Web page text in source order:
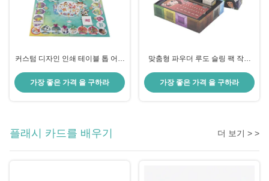
커스텀 디자인 인쇄 테이블 톱 어린
상
가장 좋은 가격 을 구하라
맞춤형 파우더 루도 슬링 팩 작은
OEM 제조
가장 좋은 가격 을 구하라
플래시 카드를 배우기 더 보기 > >